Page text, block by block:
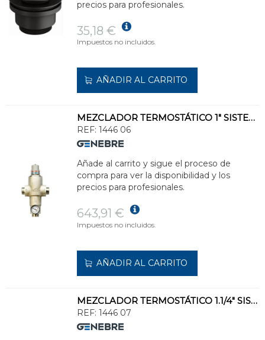
precios para profesionales.
35,18 €
Impuestos no incluidos.
AÑADIR AL CARRITO
MEZCLADOR TERMOSTÁTICO 1" SISTEMA AHORRO ENERGÍA
REF: 1446 06
Añade al carrito y sigue el proceso de
compra para ver la disponibilidad y los
precios para profesionales.
643,91 €
Impuestos no incluidos.
AÑADIR AL CARRITO
MEZCLADOR TERMOSTÁTICO 1.1/4" SISTEMA AHORRO ENERGÍA
REF: 1446 07